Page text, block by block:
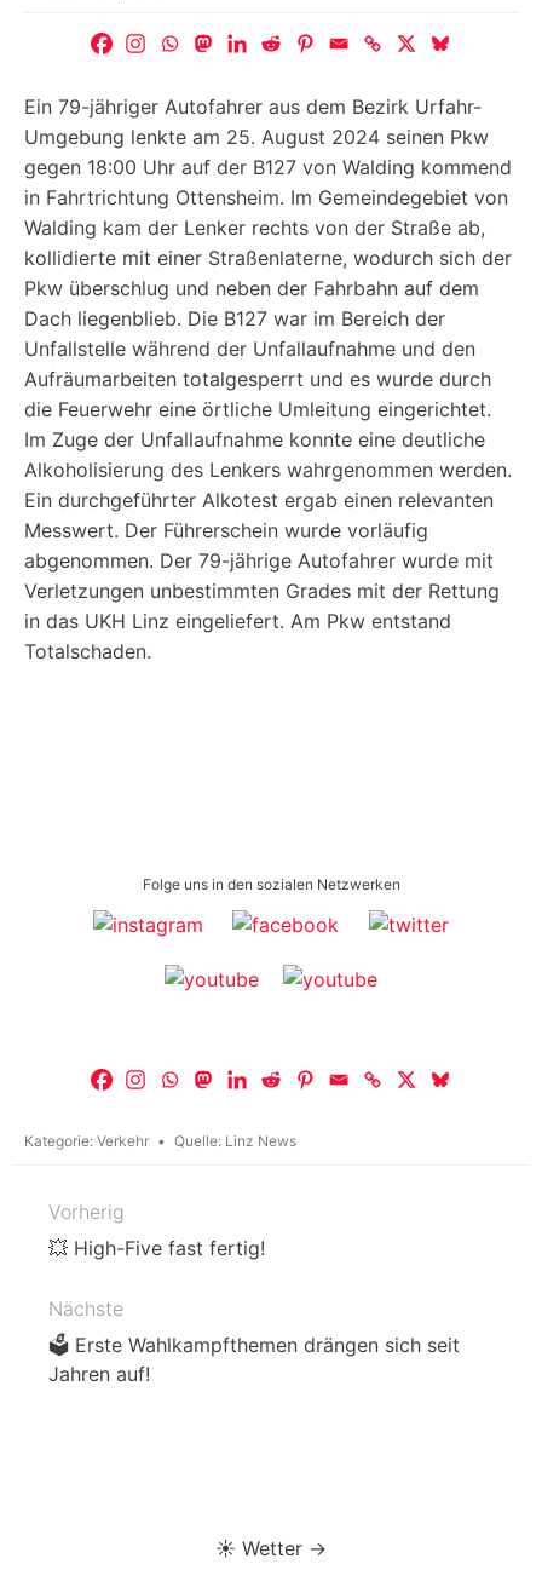
Ein 79-jähriger Autofahrer aus dem Bezirk Urfahr-
Umgebung lenkte am 25. August 2024 seinen Pkw
gegen 18:00 Uhr auf der B127 von Walding kommend
in Fahrtrichtung Ottensheim. Im Gemeindegebiet von
Walding kam der Lenker rechts von der Straße ab,
kollidierte mit einer Straßenlaterne, wodurch sich der
Pkw überschlug und neben der Fahrbahn auf dem
Dach liegenblieb. Die B127 war im Bereich der
Unfallstelle während der Unfallaufnahme und den
Aufräumarbeiten totalgesperrt und es wurde durch
die Feuerwehr eine örtliche Umleitung eingerichtet.
Im Zuge der Unfallaufnahme konnte eine deutliche
Alkoholisierung des Lenkers wahrgenommen werden.
Ein durchgeführter Alkotest ergab einen relevanten
Messwert. Der Führerschein wurde vorläufig
abgenommen. Der 79-jährige Autofahrer wurde mit
Verletzungen unbestimmten Grades mit der Rettung
in das UKH Linz eingeliefert. Am Pkw entstand
Totalschaden.
Folge uns in den sozialen Netzwerken
Kategorie: Verkehr Quelle: Linz News
Beitragsnavigation
Vorherig
💥 High-Five fast fertig!
Nächste
🗳️ Erste Wahlkampfthemen drängen sich seit
Jahren auf!
☀️ Wetter →